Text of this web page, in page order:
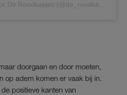
Een bericht gedeeld door De Roodkapjes (@de_roodkapjes)
doorgaan en door moeten,
op adem komen er vaak bij in.
positieve kanten van